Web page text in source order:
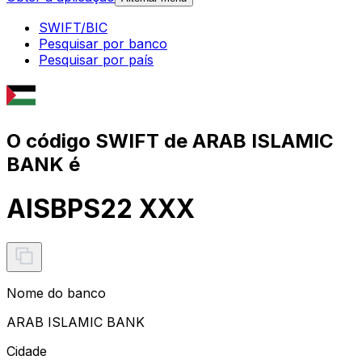
SWIFT/BIC
Pesquisar por banco
Pesquisar por país
O código SWIFT de ARAB ISLAMIC
BANK é
AISBPS22 XXX
Nome do banco
ARAB ISLAMIC BANK
Cidade